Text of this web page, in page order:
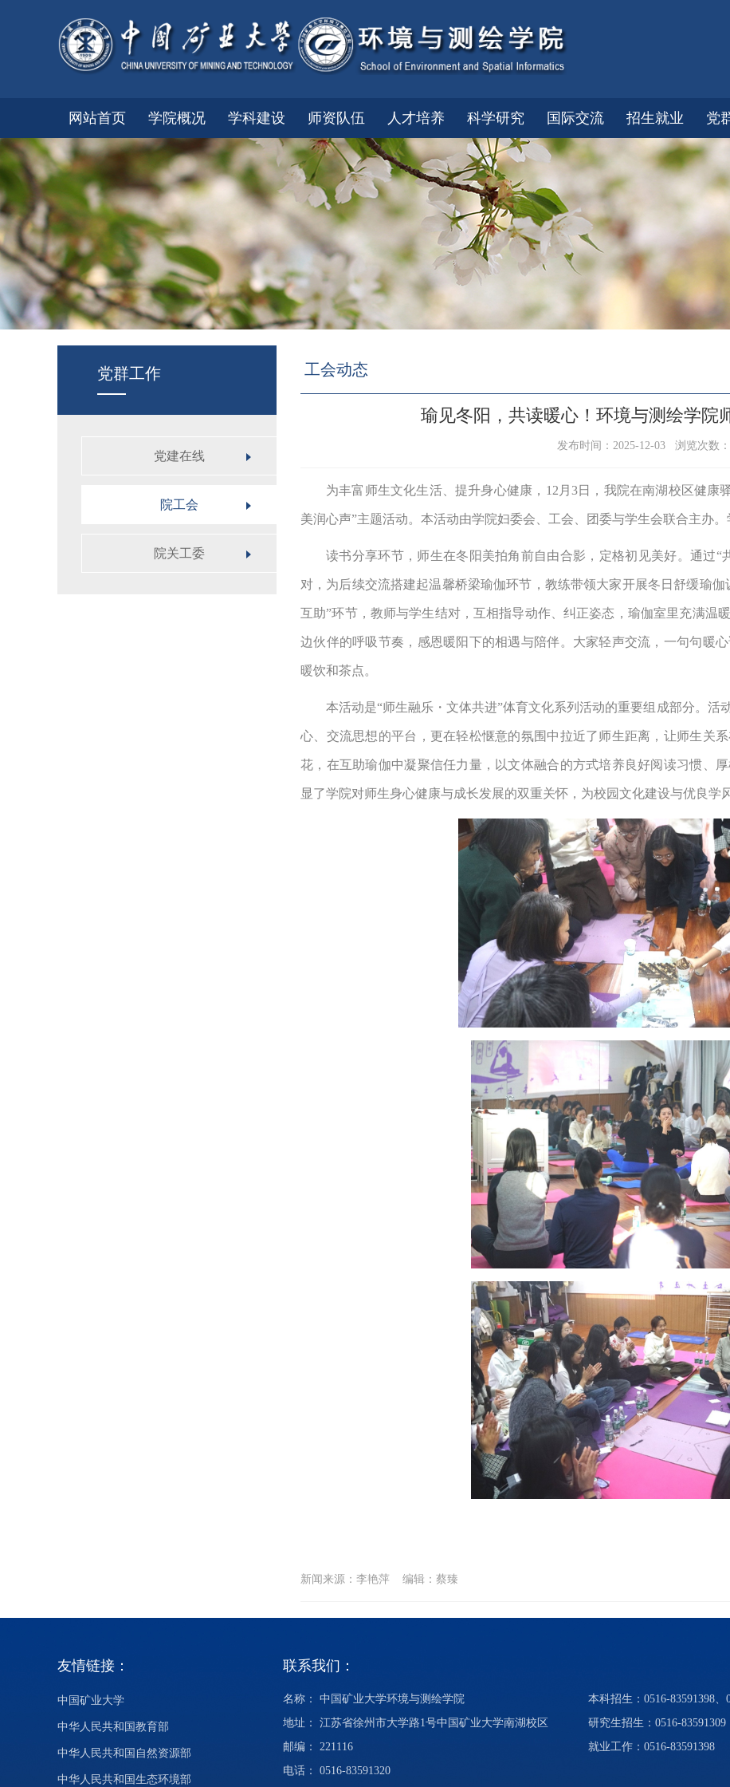
网站首页 学院概况 学科建设 师资队伍 人才培养 科学研究 国际交流 招生就业 党
党群工作
党建在线
院工会
院关工委
工会动态
瑜见冬阳，共读暖心！环境与测绘学院
发布时间：2025-12-03 浏览次数：
为丰富师生文化生活、提升身心健康，12月3日，我院在南湖校区健
美润心声”主题活动。本活动由学院妇委会、工会、团委与学生会联合主办。
读书分享环节，师生在冬阳美拍角前自由合影，定格初见美好。通过
对，为后续交流搭建起温馨桥梁瑜伽环节，教练带领大家开展冬日舒缓瑜伽
互助”环节，教师与学生结对，互相指导动作、纠正姿态，瑜伽室里充满温
边伙伴的呼吸节奏，感恩暖阳下的相遇与陪伴。大家轻声交流，一句句暖
暖饮和茶点。
本活动是“师生融乐 ・文体共进”体育文化系列活动的重要组成部分。活
心、交流思想的平台，更在轻松惬意的氛围中拉近了师生距离，让师生关
花，在互助瑜伽中凝聚信任力量，以文体融合的方式培养良好阅读习惯、
显了学院对师生身心健康与成长发展的双重关怀，为校园文化建设与优良学
新闻来源：李艳萍 编辑：蔡臻
友情链接：
中国矿业大学
中华人民共和国教育部
中华人民共和国自然资源部
中华人民共和国生态环境部
联系我们：
名称： 中国矿业大学环境与测绘学院
地址： 江苏省徐州市大学路1号中国矿业大学南湖校区
邮编： 221116
电话： 0516-83591320
本科招生：0516-83591398、
研究生招生：0516-83591309
就业工作：0516-83591398